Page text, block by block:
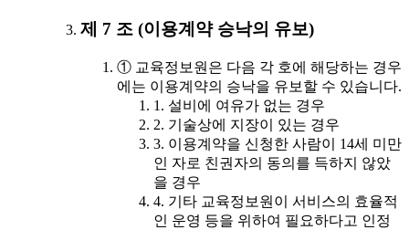
제 7 조 (이용계약 승낙의 유보)
① 교육정보원은 다음 각 호에 해당하는 경우
에는 이용계약의 승낙을 유보할 수 있습니다.
1. 설비에 여유가 없는 경우
2. 기술상에 지장이 있는 경우
3. 이용계약을 신청한 사람이 14세 미만
인 자로 친권자의 동의를 득하지 않았
을 경우
4. 기타 교육정보원이 서비스의 효율적
인 운영 등을 위하여 필요하다고 인정